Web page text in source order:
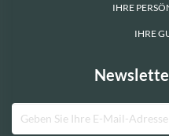
IHRE
IHRE